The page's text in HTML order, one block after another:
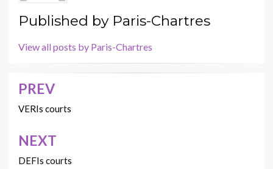
Published by Paris-Chartres
View all posts by Paris-Chartres
Navigation
de
l’article
PREV
VERIs courts
NEXT
DEFIs courts